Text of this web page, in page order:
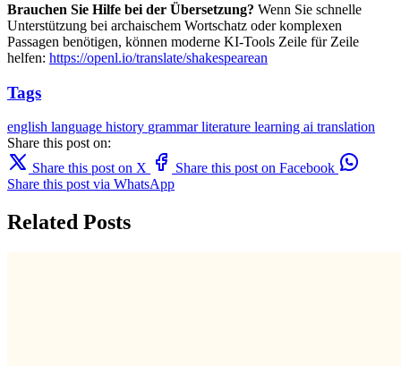
Brauchen Sie Hilfe bei der Übersetzung? Wenn Sie schnelle
Unterstützung bei archaischem Wortschatz oder komplexen
Passagen benötigen, können moderne KI-Tools Zeile für Zeile
helfen: https://openl.io/translate/shakespearean
Tags
english language history grammarliterature learning ai translation
Share this post on:
Share this post on X
Share this post on Facebook
Share this post via WhatsApp
Related Posts